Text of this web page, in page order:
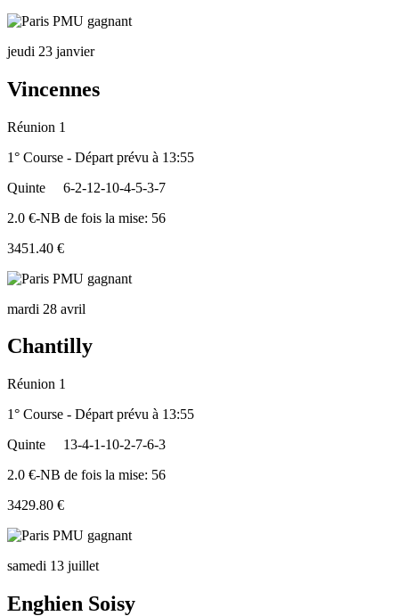
jeudi 23 janvier
Vincennes
Réunion 1
1° Course - Départ prévu à 13:55
Quinte
6-2-12-10-4-5-3-7
2.0 €-NB de fois la mise: 56
3451.40 €
mardi 28 avril
Chantilly
Réunion 1
1° Course - Départ prévu à 13:55
Quinte
13-4-1-10-2-7-6-3
2.0 €-NB de fois la mise: 56
3429.80 €
samedi 13 juillet
Enghien Soisy